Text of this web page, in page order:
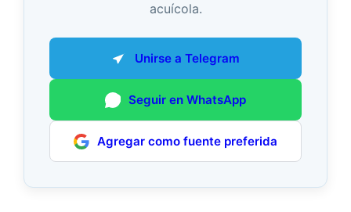
acuícola.
Unirse a Telegram
Seguir en WhatsApp
Agregar como fuente preferida